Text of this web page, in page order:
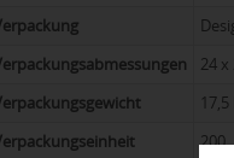
Verpackung
Verpackungsabmessungen
24 x
Verpackungsgewicht
Verpackungseinheit
200